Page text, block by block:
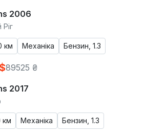
2006
км Механіка Бензин, 1.3
89525 ₴
2017
км Механіка Бензин, 1.3